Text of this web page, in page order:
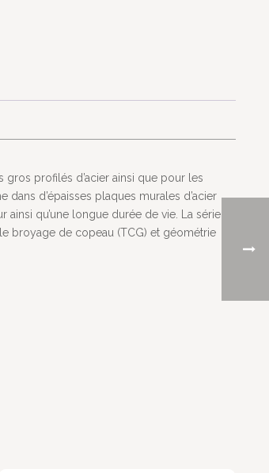
profilés d’acier ainsi que pour les
d’épaisses plaques murales d’acier
ainsi qu’une longue durée de vie. La série
broyage de copeau (TCG) et géométrie